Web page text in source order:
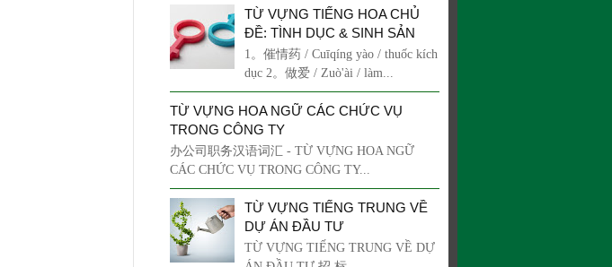
TỪ VỰNG TIẾNG HOA CHỦ
ĐỀ: TÌNH DỤC & SINH SẢN
1。催情药 / Cuīqíng yào / thuốc kích
dục 2。做爱 / Zuò'ài / làm...
TỪ VỰNG HOA NGỮ CÁC CHỨC VỤ
TRONG CÔNG TY
办公司职务汉语词汇 - TỪ VỰNG HOA NGỮ
CÁC CHỨC VỤ TRONG CÔNG TY...
TỪ VỰNG TIẾNG TRUNG VỀ
DỰ ÁN ĐẦU TƯ
TỪ VỰNG TIẾNG TRUNG VỀ DỰ